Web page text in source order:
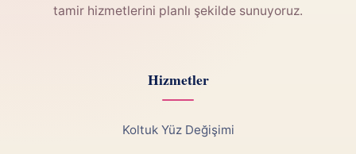
tamir hizmetlerini planlı şekilde sunuyoruz.
Hizmetler
Koltuk Yüz Değişimi